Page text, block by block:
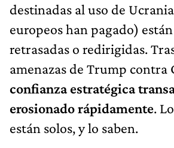
destinadas al uso de
europeos han pagado)
retrasadas o redirigidas.
amenazas de Trump contra
confianza estratégica
erosionado rápidamente.
están solos, y lo saben.